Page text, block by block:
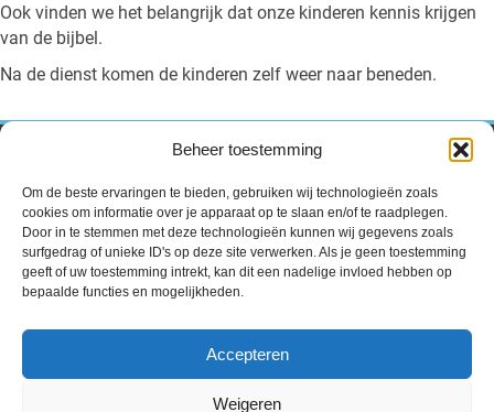
Beheer toestemming
Om de beste ervaringen te bieden, gebruiken wij technologieën zoals
cookies om informatie over je apparaat op te slaan en/of te raadplegen.
Door in te stemmen met deze technologieën kunnen wij gegevens zoals
surfgedrag of unieke ID's op deze site verwerken. Als je geen toestemming
geeft of uw toestemming intrekt, kan dit een nadelige invloed hebben op
bepaalde functies en mogelijkheden.
Accepteren
Weigeren
Ook vinden we het belangrijk dat onze kinderen kennis krijgen
van de bijbel.
Na de dienst komen de kinderen zelf weer naar beneden.
Volle Evangelie Gemeente “de Ark”
Pr.Hendrikstraat 54,
2405 AK Alphen a/d Rijn.
voorganger@vegdeark.nl
Dagelijks woord